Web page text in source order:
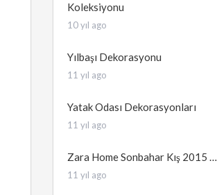
Koleksiyonu
10 yıl ago
Yılbaşı Dekorasyonu
11 yıl ago
Yatak Odası Dekorasyonları
11 yıl ago
Zara Home Sonbahar Kış 2015 …
11 yıl ago